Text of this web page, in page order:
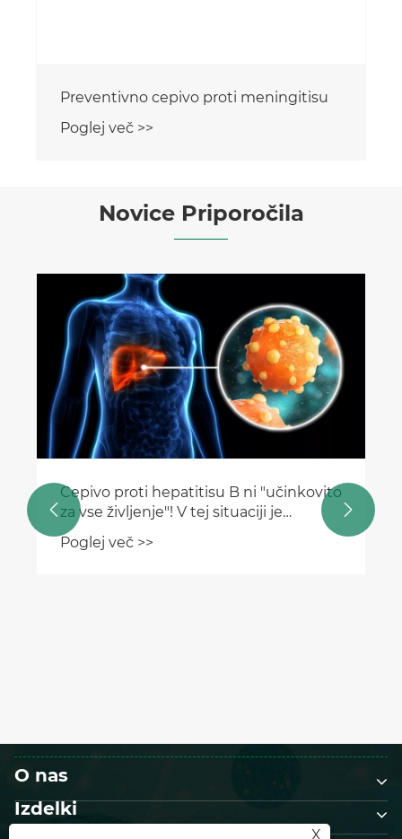
Preventivno cepivo proti meningitisu
Poglej več >>
Novice Priporočila
Cepivo proti hepatitisu B ni "učinkovito
za vse življenje"! V tej situaciji je
potrebno ponovno cepljenje
Poglej več >>
 
O nas
Izdelki
X